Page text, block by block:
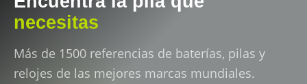
necesitas
Más de 1500 referencias de baterías, pilas y
relojes de las mejores marcas mundiales.